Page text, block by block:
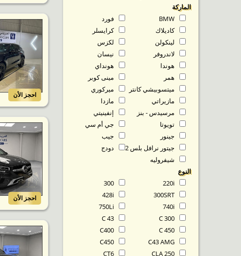
احجز الأن
احجز الأن
الماركة
فورد
كاديلاك
كرايسلر
لينكولن
لكزس
لاندروفر
نيسان
هوندا
هونداي
همر
مينى كوبر
ميتسوبيشي كانتر
ميركوري
مازيراتي
مازدا
مرسيدس - بنز
إنفينيتي
تويوتا
جي أم سي
جينور
جيب
جيتور نرافل بلس T2
دودج
شيفروليه
النوع